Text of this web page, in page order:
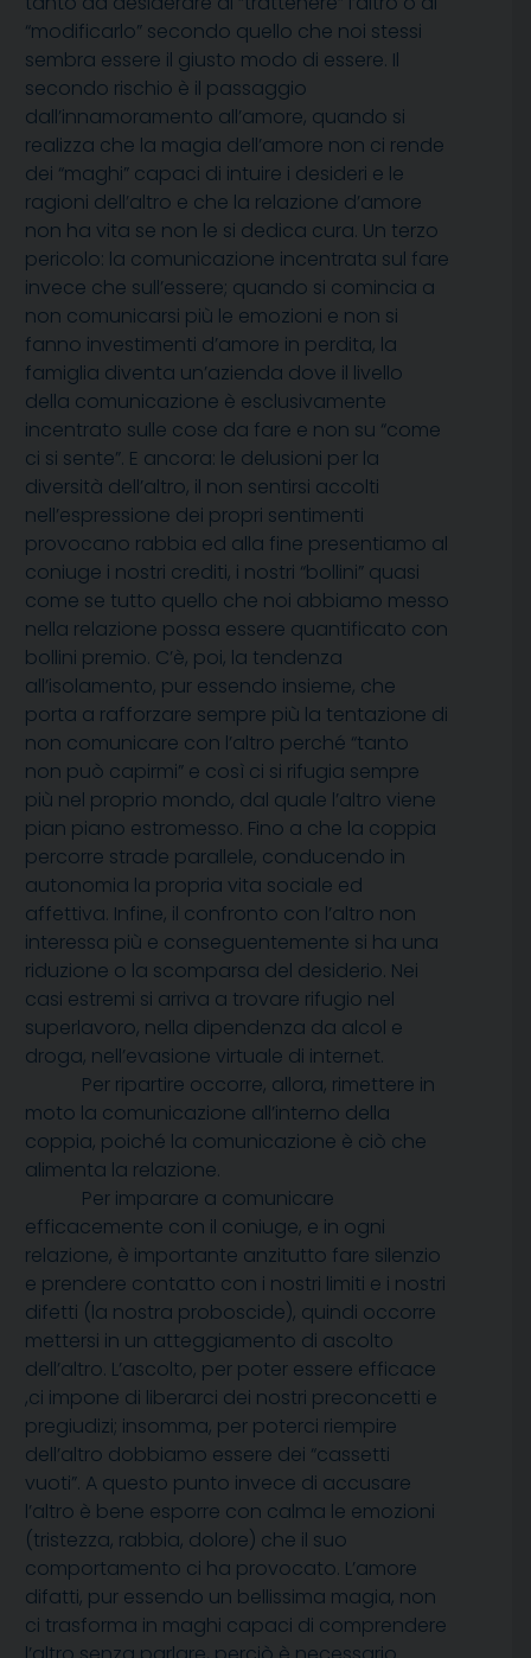
“modificarlo” secondo quello che noi stessi
sembra essere il giusto modo di essere. Il
secondo rischio è il passaggio
dall’innamoramento all’amore, quando si
realizza che la magia dell’amore non ci rende
dei “maghi” capaci di intuire i desideri e le
ragioni dell’altro e che la relazione d’amore
non ha vita se non le si dedica cura. Un terzo
pericolo: la comunicazione incentrata sul fare
invece che sull’essere; quando si comincia a
non comunicarsi più le emozioni e non si
fanno investimenti d’amore in perdita, la
famiglia diventa un’azienda dove il livello
della comunicazione è esclusivamente
incentrato sulle cose da fare e non su “come
ci si sente”. E ancora: le delusioni per la
diversità dell’altro, il non sentirsi accolti
nell’espressione dei propri sentimenti
provocano rabbia ed alla fine presentiamo al
coniuge i nostri crediti, i nostri “bollini” quasi
come se tutto quello che noi abbiamo messo
nella relazione possa essere quantificato con
bollini premio. C’è, poi, la tendenza
all’isolamento, pur essendo insieme, che
porta a rafforzare sempre più la tentazione di
non comunicare con l’altro perché “tanto
non può capirmi” e così ci si rifugia sempre
più nel proprio mondo, dal quale l’altro viene
pian piano estromesso. Fino a che la coppia
percorre strade parallele, conducendo in
autonomia la propria vita sociale ed
affettiva. Infine, il confronto con l’altro non
interessa più e conseguentemente si ha una
riduzione o la scomparsa del desiderio. Nei
casi estremi si arriva a trovare rifugio nel
superlavoro, nella dipendenza da alcol e
droga, nell’evasione virtuale di internet.
Per ripartire occorre, allora, rimettere in
moto la comunicazione all’interno della
coppia, poiché la comunicazione è ciò che
alimenta la relazione.
Per imparare a comunicare
efficacemente con il coniuge, e in ogni
relazione, è importante anzitutto fare silenzio
e prendere contatto con i nostri limiti e i nostri
difetti (la nostra proboscide), quindi occorre
mettersi in un atteggiamento di ascolto
dell’altro. L’ascolto, per poter essere efficace
,ci impone di liberarci dei nostri preconcetti e
pregiudizi; insomma, per poterci riempire
dell’altro dobbiamo essere dei “cassetti
vuoti”. A questo punto invece di accusare
l’altro è bene esporre con calma le emozioni
(tristezza, rabbia, dolore) che il suo
comportamento ci ha provocato. L’amore
difatti, pur essendo un bellissima magia, non
ci trasforma in maghi capaci di comprendere